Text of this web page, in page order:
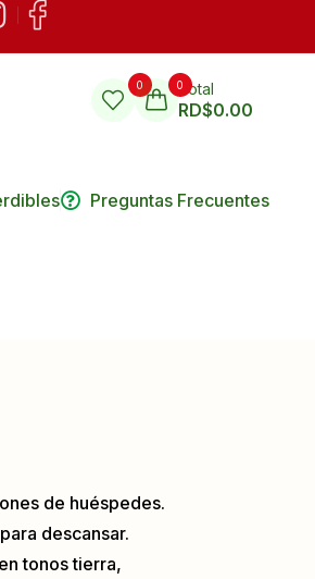
0 0Total
RD$0.00
Preguntas Frecuentes
de huéspedes.
descansar.
tonos tierra,